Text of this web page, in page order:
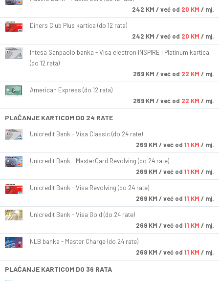
242 KM / već od 20 KM / mj.
Diners Club Plus kartica (do 12 rata)
242 KM / već od 20 KM / mj.
Intesa Sanpaolo banka - Visa electron INSPIRE i Platinum kartica
(do 12 rata)
269 KM / već od 22 KM / mj.
American Express (do 12 rata)
269 KM / već od 22 KM / mj.
PLAĆANJE KARTICOM DO 24 RATE
Unicredit Bank - Visa Classic (do 24 rate)
269 KM / već od 11 KM / mj.
Unicredit Bank - MasterCard Revolving (do 24 rate)
269 KM / već od 11 KM / mj.
Unicredit Bank - Visa Revolving (do 24 rate)
269 KM / već od 11 KM / mj.
Unicredit Bank - Visa Gold (do 24 rate)
269 KM / već od 11 KM / mj.
NLB banka - Master Charge (do 24 rate)
269 KM / već od 11 KM / mj.
PLAĆANJE KARTICOM DO 36 RATA